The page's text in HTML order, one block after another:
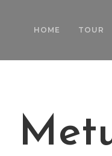
HOME TOUR